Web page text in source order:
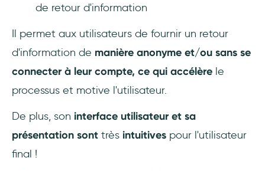
de retour d'information
Il permet aux utilisateurs de fournir un retour
d'information de manière anonyme et/ou sans se
connecter à leur compte, ce qui accélère le
processus et motive l'utilisateur.
De plus, son interface utilisateur et sa
présentation sont très intuitives pour l'utilisateur
final !